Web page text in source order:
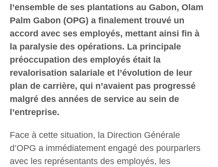
l’ensemble de ses plantations au Gabon, Olam
Palm Gabon (OPG) a finalement trouvé un
accord avec ses employés, mettant ainsi fin à
la paralysie des opérations. La principale
préoccupation des employés était la
revalorisation salariale et l’évolution de leur
plan de carrière, qui n’avaient pas progressé
malgré des années de service au sein de
l’entreprise.
Face à cette situation, la Direction Générale
d’OPG a immédiatement engagé des pourparlers
avec les représentants des employés, les